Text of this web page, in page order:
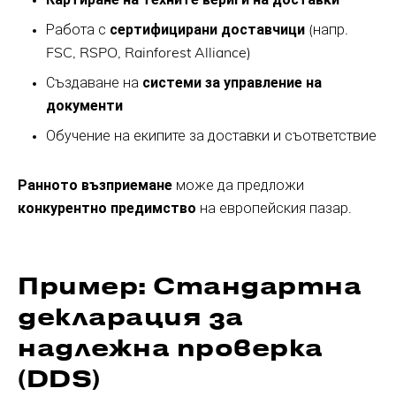
Работа с сертифицирани доставчици (напр.
FSC, RSPO, Rainforest Alliance)
Създаване на системи за управление на
документи
Обучение на екипите за доставки и съответствие
Ранното възприемане може да предложи
конкурентно предимство на европейския пазар.
Пример: Стандартна
декларация за
надлежна проверка
(DDS)